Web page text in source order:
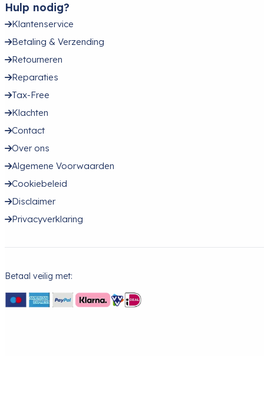
Hulp nodig?
Klantenservice
Betaling & Verzending
Retourneren
Reparaties
Tax-Free
Klachten
Contact
Over ons
Algemene Voorwaarden
Cookiebeleid
Disclaimer
Privacyverklaring
Betaal veilig met: